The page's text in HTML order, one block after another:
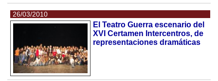
26/03/2010
El Teatro Guerra escenario del
XVI Certamen Intercentros, de
representaciones dramáticas